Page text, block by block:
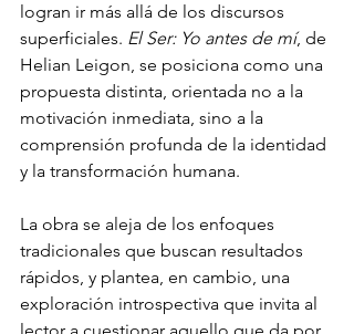
logran ir más allá de los discursos
superficiales. El Ser: Yo antes de mí, de
Helian Leigon, se posiciona como una
propuesta distinta, orientada no a la
motivación inmediata, sino a la
comprensión profunda de la identidad
y la transformación humana.
La obra se aleja de los enfoques
tradicionales que buscan resultados
rápidos, y plantea, en cambio, una
exploración introspectiva que invita al